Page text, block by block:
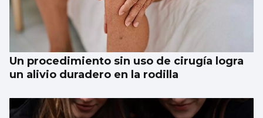
Un procedimiento sin uso de cirugía logra
un alivio duradero en la rodilla